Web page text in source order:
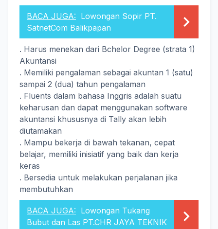
BACA JUGA: Lowongan Sopir PT.
SatnetCom Balikpapan
. Harus menekan dari Bchelor Degree (strata 1)
Akuntansi
. Memiliki pengalaman sebagai akuntan 1 (satu)
sampai 2 (dua) tahun pengalaman
. Fluents dalam bahasa Inggris adalah suatu
keharusan dan dapat menggunakan software
akuntansi khususnya di Tally akan lebih
diutamakan
. Mampu bekerja di bawah tekanan, cepat
belajar, memiliki inisiatif yang baik dan kerja
keras
. Bersedia untuk melakukan perjalanan jika
membutuhkan
BACA JUGA: Lowongan Tukang
Bubut dan Las PT.CHR JAYA TEKNIK